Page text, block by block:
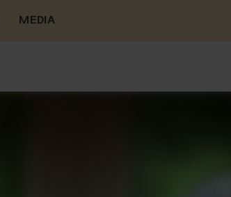
MEDIA